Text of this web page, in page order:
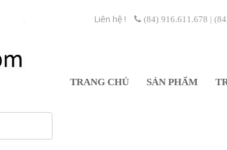
Liên hệ ! (84) 916.611.678 |
TRANG CHỦ SẢN PHẨM